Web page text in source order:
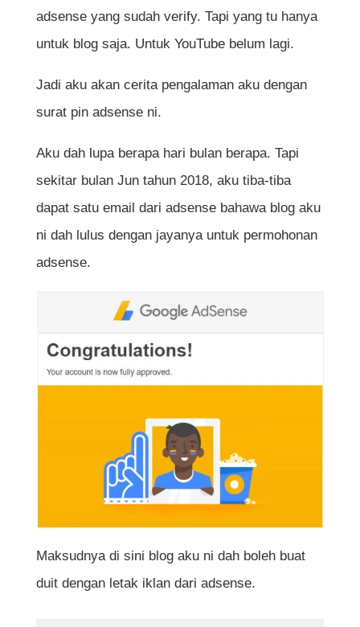
adsense yang sudah verify. Tapi yang tu hanya
untuk blog saja. Untuk YouTube belum lagi.
Jadi aku akan cerita pengalaman aku dengan
surat pin adsense ni.
Aku dah lupa berapa hari bulan berapa. Tapi
sekitar bulan Jun tahun 2018, aku tiba-tiba
dapat satu email dari adsense bahawa blog aku
ni dah lulus dengan jayanya untuk permohonan
adsense.
Maksudnya di sini blog aku ni dah boleh buat
duit dengan letak iklan dari adsense.